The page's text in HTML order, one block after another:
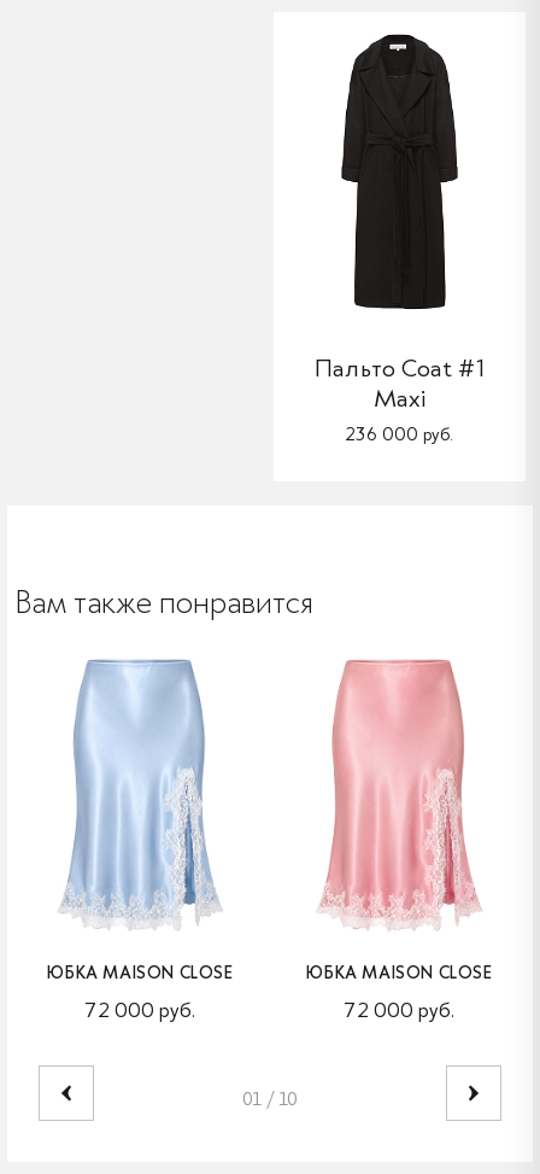
Пальто Coat #1
Maxi
236 000 руб.
Вам также понравится
ЮБКА MAISON CLOSE
72 000 руб.
ЮБКА MAISON CLOSE
72 000 руб.
01 / 10